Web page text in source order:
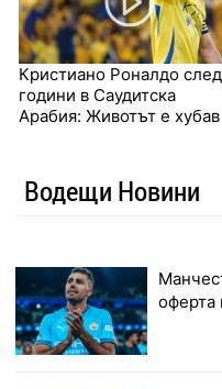
Кристиано Роналдо
години в Саудитска
Арабия: Животът е хубав
Водещи Новини
оферта